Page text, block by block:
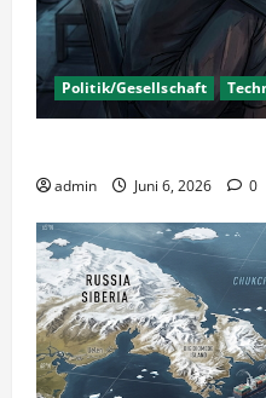
Politik/Gesellschaft
admin Juni 6, 2026 0